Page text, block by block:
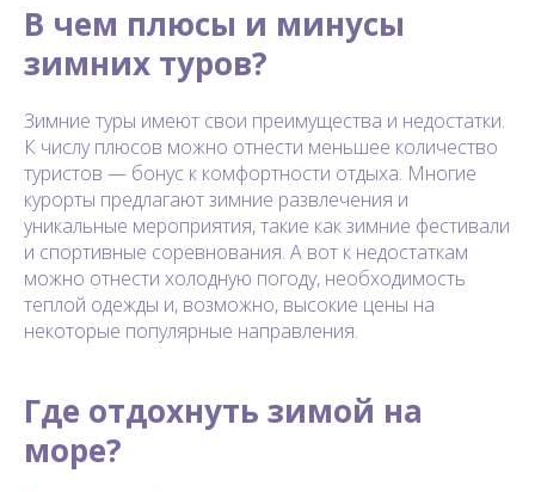
В чем плюсы и минусы
зимних туров?
Зимние туры имеют свои преимущества и недостатки.
К числу плюсов можно отнести меньшее количество
туристов — бонус к комфортности отдыха. Многие
курорты предлагают зимние развлечения и
уникальные мероприятия, такие как зимние фестивали
и спортивные соревнования. А вот к недостаткам
можно отнести холодную погоду, необходимость
теплой одежды и, возможно, высокие цены на
некоторые популярные направления.
Где отдохнуть зимой на
море?